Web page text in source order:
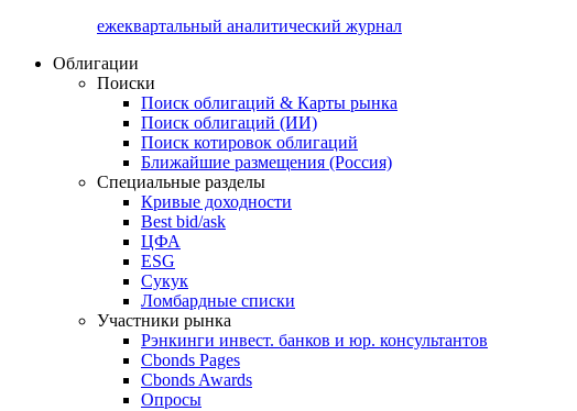
ежеквартальный аналитический журнал
Облигации
Поиски
Поиск облигаций & Карты рынка
Поиск облигаций (ИИ)
Поиск котировок облигаций
Ближайшие размещения (Россия)
Специальные разделы
Кривые доходности
Best bid/ask
ЦФА
ESG
Сукук
Ломбардные списки
Участники рынка
Рэнкинги инвест. банков и юр. консультантов
Cbonds Pages
Cbonds Awards
Опросы